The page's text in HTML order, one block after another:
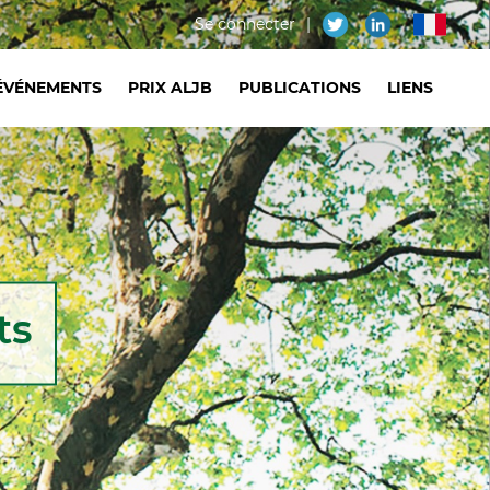
Menu
du
de
l'utilisateur
Se connecter
PRIX ALJB PUBLICATIONS LIENS